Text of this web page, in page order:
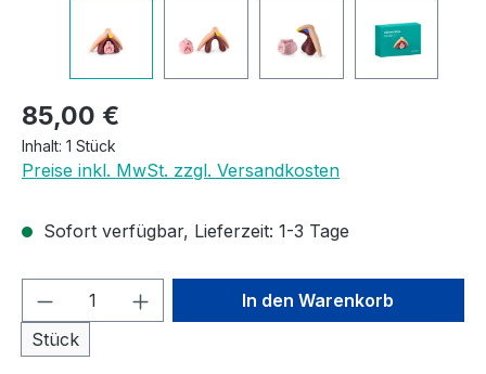
Regulärer Preis:
85,00 €
Inhalt: 1 Stück
Preise inkl. MwSt. zzgl. Versandkosten
Sofort verfügbar, Lieferzeit: 1-3 Tage
Produkt Anzahl: Gib den
Stück
In den Warenkorb